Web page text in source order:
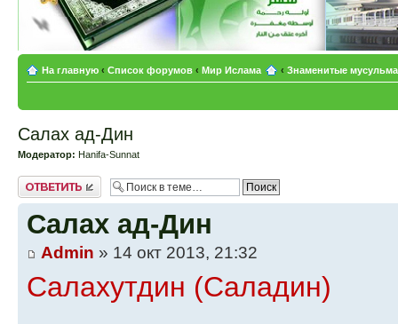
На главную ‹ Список форумов ‹ Мир Ислама ‹ Знаменитые
Салах ад-Дин
Модератор: Hanifa-Sunnat
Ответить
Салах ад-Дин
Admin » 14 окт 2013, 21:32
Салахутдин (Саладин)